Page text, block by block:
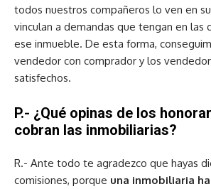
todos nuestros compañeros lo ven en
vinculan a demandas que tengan en las
ese inmueble. De esta forma,
vendedor con comprador y los
satisfechos.
P.- ¿Qué opinas de los
cobran las inmobiliarias?
R.- Ante todo te agradezco que hayas
comisiones, porque una inmobiliaria